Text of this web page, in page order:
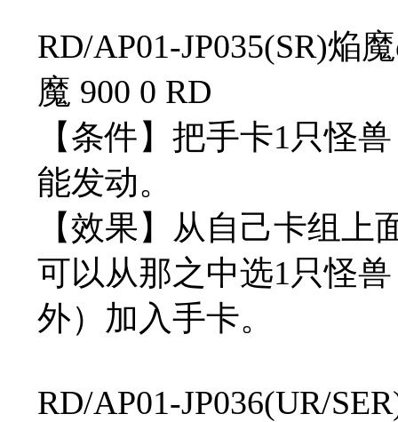
RD/AP01-JP035(SR)焔
魔 900 0 RD
【条件】把手卡1只怪
能发动。
【效果】从自己卡组
可以从那之中选1只怪
外）加入手卡。
RD/AP01-JP036(UR/